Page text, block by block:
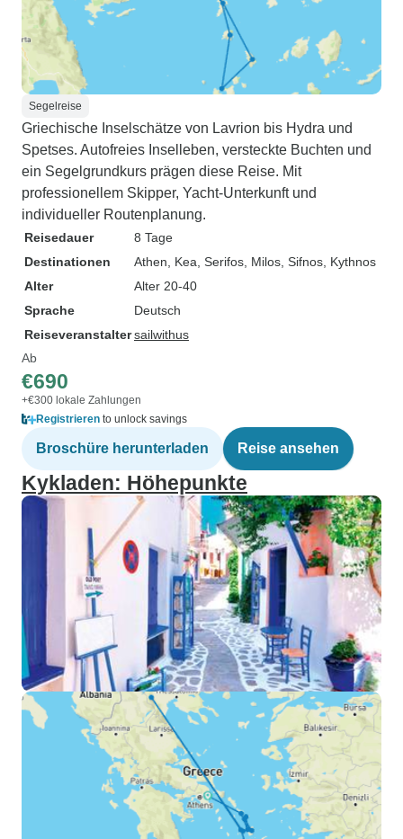
Segelreise
Griechische Inselschätze von Lavrion bis Hydra und
Spetses. Autofreies Inselleben, versteckte Buchten und
ein Segelgrundkurs prägen diese Reise. Mit
professionellem Skipper, Yacht-Unterkunft und
individueller Routenplanung.
Reisedauer
8 Tage
Destinationen
Athen , Kea , Serifos , Milos , Sifnos , Kythnos
Alter
Alter 20-40
Sprache
Deutsch
Reiseveranstaltersailwithus
Ab
€690
+€300 lokale Zahlungen
Registrieren to unlock savings
Broschüre herunterladen Reise ansehen
Kykladen: Höhepunkte